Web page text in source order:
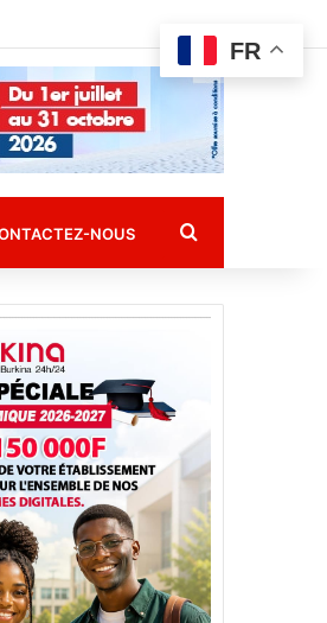
NOUS Rechercher
FR